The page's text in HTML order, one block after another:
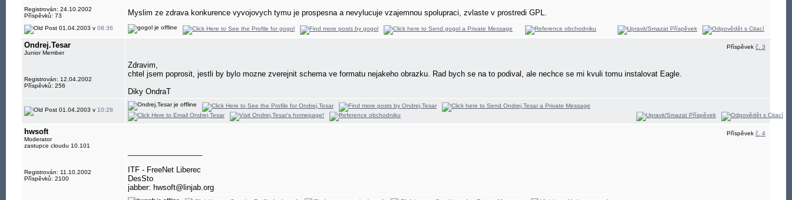
Registrován: 24.10.2002
Příspěvků: 73
Myslim ze zdrava konkurence vyvojovych tymu je prospesna a nevylucuje vzajemnou spolupraci, zvlaste v prostredi GPL.
01.04.2003 v 08:36
Ondrej.Tesar
Junior Member
Registrován: 12.04.2002
Příspěvků: 256
Příspěvek č. 3
Zdravim,
chtel jsem poprosit, jestli by bylo mozne zverejnit schema ve formatu nejakeho obrazku. Rad bych se na to podival, ale nechce se mi kvuli tomu instalovat Eagle.
Diky OndraT
01.04.2003 v 10:28
hwsoft
Moderator
zastupce cloudu 10.101
Registrován: 11.10.2002
Příspěvků: 2100
Příspěvek č. 4
ITF - FreeNet Liberec
DesSto
jabber: hwsoft@linjab.org